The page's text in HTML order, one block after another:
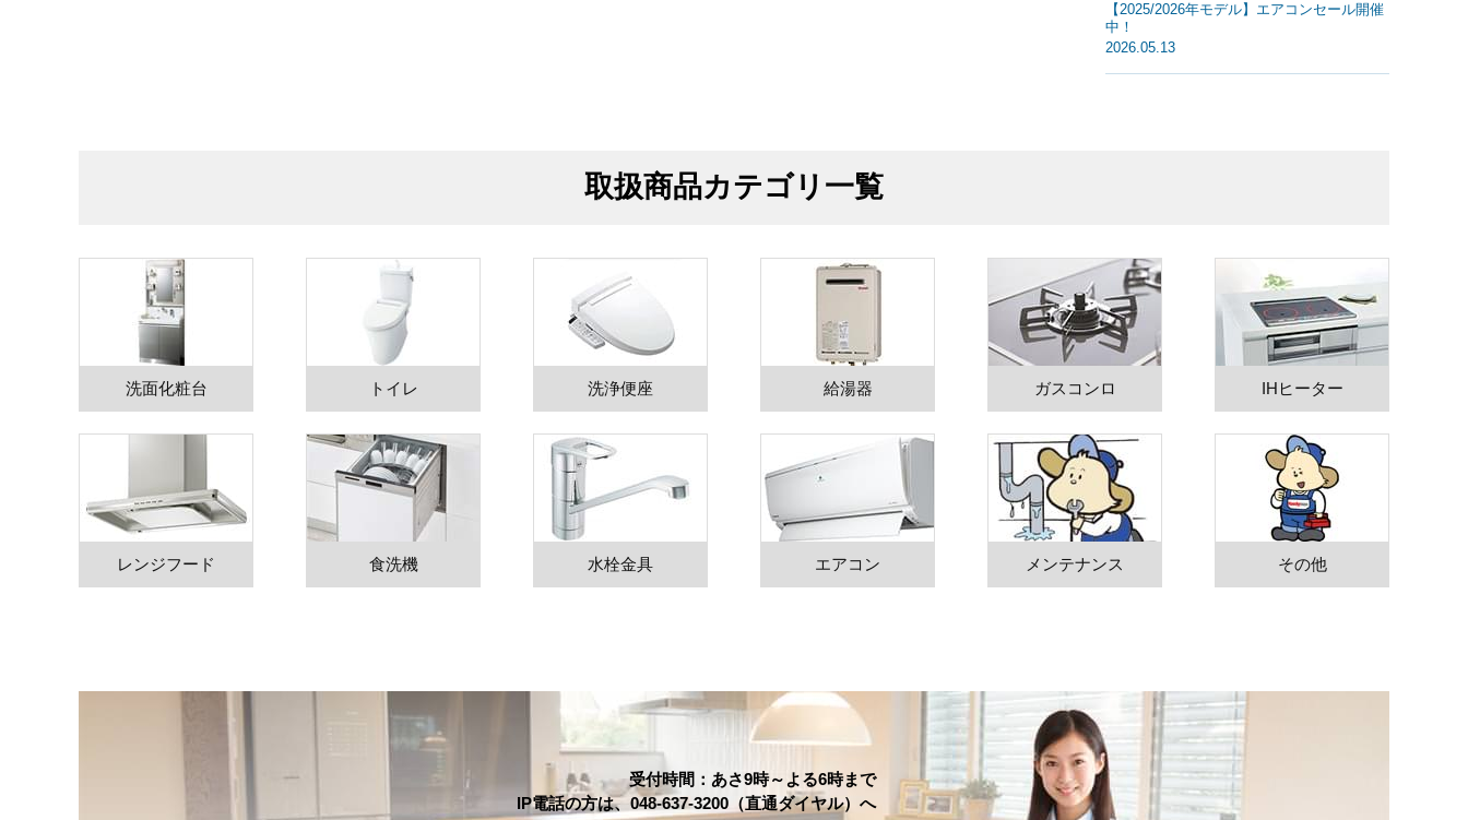
【2025/2026年モデル】エアコンセール開催
中！
2026.05.13
取扱商品カテゴリ一覧
洗面化粧台 トイレ 洗浄便座 給湯器 ガスコンロ IHヒーター
レンジフード 食洗機 水栓金具 エアコン メンテナンス その他
受付時間：あさ9時～よる6時まで
IP電話の方は、048-637-3200（直通ダイヤル）へ